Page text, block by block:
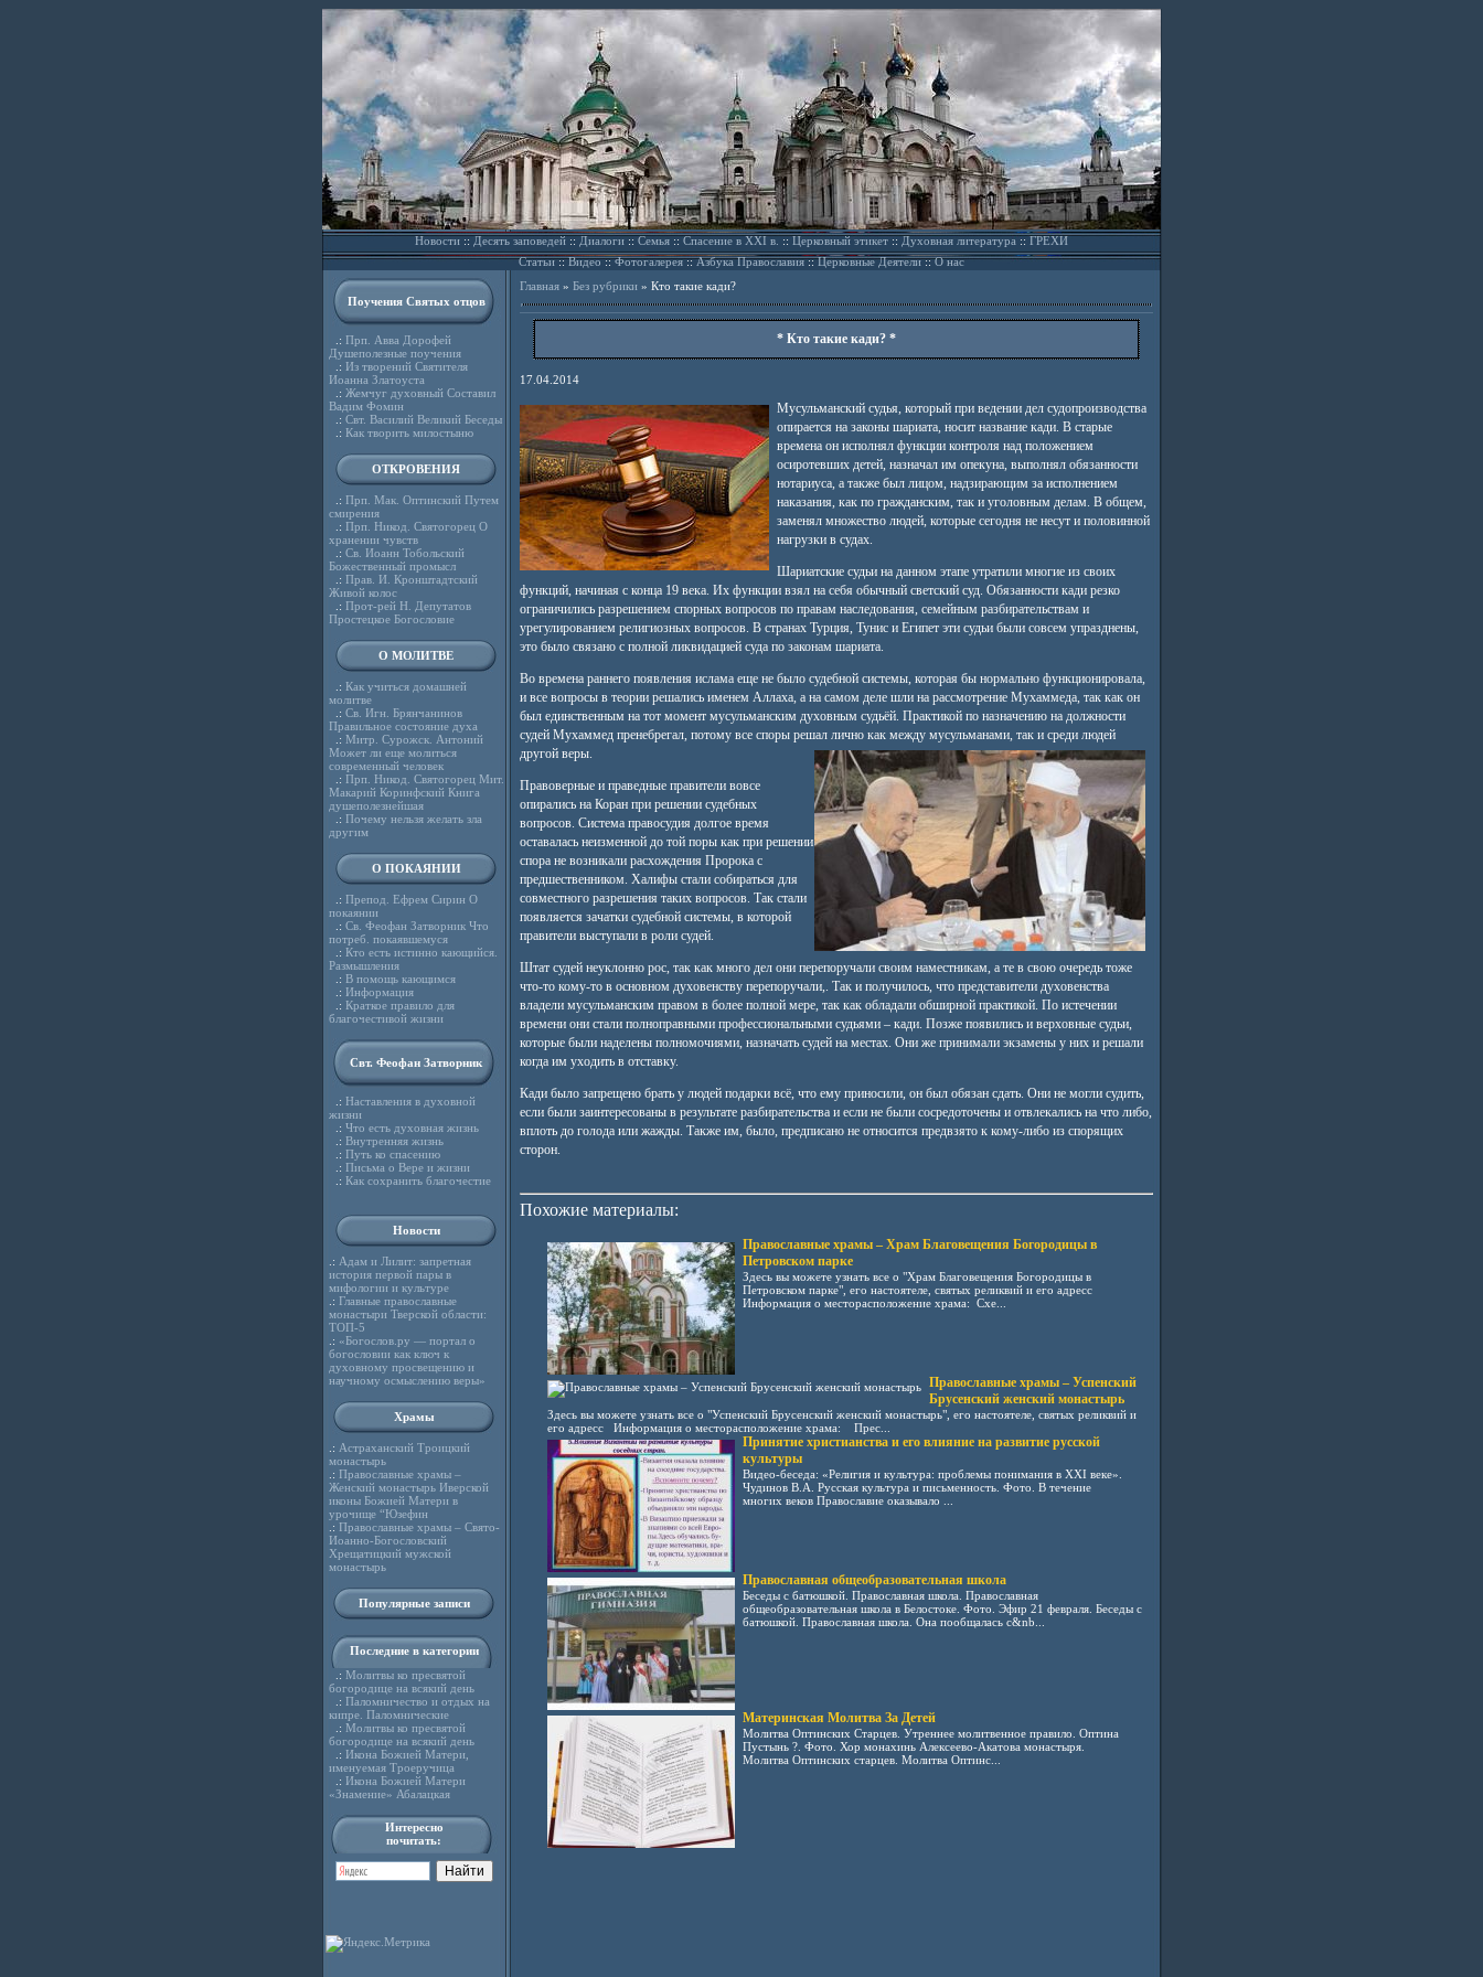
Новости::Десять заповедей::Диалоги::Семья::Спасение в XXI в.::Церковный этикет::Духовная литература::ГРЕХИ
Статьи::Видео ::Фотогалерея::Азбука Православия::Церковные Деятели::О нас
Поучения Святых отцов
.: Прп. Авва Дорофей
Душеполезные поучения
.: Из творений Святителя
Иоанна Златоуста
.: Жемчуг духовный Составил
Вадим Фомин
.: Свт. Василий Великий Беседы
.: Как творить милостыню
ОТКРОВЕНИЯ
.: Прп. Мак. Оптинский Путем
смирения
.: Прп. Никод. Святогорец О
хранении чувств
.: Св. Иоанн Тобольский
Божественный промысл
.: Прав. И. Кронштадтский
Живой колос
.: Прот-рей Н. Депутатов
Простецкое Богословие
О МОЛИТВЕ
.: Как учиться домашней
молитве
.: Св. Игн. Брянчанинов
Правильное состояние духа
.: Митр. Сурожск. Антоний
Может ли еще молиться
современный человек
.: Прп. Никод. Святогорец Мит.
Макарий Коринфский Книга
душеполезнейшая
.: Почему нельзя желать зла
другим
О ПОКАЯНИИ
.: Препод. Ефрем Сирин О
покаянии
.: Св. Феофан Затворник Что
потреб. покаявшемуся
.: Кто есть истинно кающийся.
Размышления
.: В помощь кающимся
.: Информация
.: Краткое правило для
благочестивой жизни
Свт. Феофан Затворник
.: Наставления в духовной
жизни
.: Что есть духовная жизнь
.: Внутренняя жизнь
.: Путь ко спасению
.: Письма о Вере и жизни
.: Как сохранить благочестие
Новости
.: Адам и Лилит: запретная
история первой пары в
мифологии и культуре
.: Главные православные
монастыри Тверской области:
ТОП-5
.: «Богослов.ру — портал о
богословии как ключ к
духовному просвещению и
научному осмыслению веры»
Храмы
.: Астраханский Троицкий
монастырь
.: Православные храмы –
Женский монастырь Иверской
иконы Божией Матери в
урочище “Юзефин
.: Православные храмы – Свято-
Иоанно-Богословский
Хрещатицкий мужской
монастырь
Популярные записи
Последние в категории
.: Молитвы ко пресвятой
богородице на всякий день
.: Паломничество и отдых на
кипре. Паломнические
.: Молитвы ко пресвятой
богородице на всякий день
.: Икона Божией Матери,
именуемая Троеручица
.: Икона Божией Матери
«Знамение» Абалацкая
Интересно
почитать:
Главная» Без рубрики» Кто такие кади?
* Кто такие кади? *
17.04.2014
Мусульманский судья, который при ведении дел судопроизводства
опирается на законы шариата, носит название кади. В старые
времена он исполнял функции контроля над положением
осиротевших детей, назначал им опекуна, выполнял обязанности
нотариуса, а также был лицом, надзирающим за исполнением
наказания, как по гражданским, так и уголовным делам. В общем,
заменял множество людей, которые сегодня не несут и половинной
нагрузки в судах.
Шариатские судьи на данном этапе утратили многие из своих
функций, начиная с конца 19 века. Их функции взял на себя обычный светский суд. Обязанности кади резко
ограничились разрешением спорных вопросов по правам наследования, семейным разбирательствам и
урегулированием религиозных вопросов. В странах Турция, Тунис и Египет эти судьи были совсем упразднены,
это было связано с полной ликвидацией суда по законам шариата.
Во времена раннего появления ислама еще не было судебной системы, которая бы нормально функционировала,
и все вопросы в теории решались именем Аллаха, а на самом деле шли на рассмотрение Мухаммеда, так как он
был единственным на тот момент мусульманским духовным судьёй. Практикой по назначению на должности
судей Мухаммед пренебрегал, потому все споры решал лично как между мусульманами, так и среди людей
другой веры.
Правоверные и праведные правители вовсе
опирались на Коран при решении судебных
вопросов. Система правосудия долгое время
оставалась неизменной до той поры как при решении
спора не возникали расхождения Пророка с
предшественником. Халифы стали собираться для
совместного разрешения таких вопросов. Так стали
появляется зачатки судебной системы, в которой
правители выступали в роли судей.
Штат судей неуклонно рос, так как много дел они перепоручали своим наместникам, а те в свою очередь тоже
что-то кому-то в основном духовенству перепоручали,. Так и получилось, что представители духовенства
владели мусульманским правом в более полной мере, так как обладали обширной практикой. По истечении
времени они стали полноправными профессиональными судьями – кади. Позже появились и верховные судьи,
которые были наделены полномочиями, назначать судей на местах. Они же принимали экзамены у них и решали
когда им уходить в отставку.
Кади было запрещено брать у людей подарки всё, что ему приносили, он был обязан сдать. Они не могли судить,
если были заинтересованы в результате разбирательства и если не были сосредоточены и отвлекались на что либо,
вплоть до голода или жажды. Также им, было, предписано не относится предвзято к кому-либо из спорящих
сторон.
Похожие материалы:
Православные храмы – Храм Благовещения Богородицы в
Петровском парке
Здесь вы можете узнать все о "Храм Благовещения Богородицы в
Петровском парке", его настоятеле, святых реликвий и его адресс
Информация о месторасположение храма: Схе...
Православные храмы – Успенский
Брусенский женский монастырь
Здесь вы можете узнать все о "Успенский Брусенский женский монастырь", его настоятеле, святых реликвий и
его адресс Информация о месторасположение храма: Прес...
Принятие христианства и его влияние на развитие русской
культуры
Видео-беседа: «Религия и культура: проблемы понимания в XXI веке».
Чудинов В.А. Русская культура и письменность. Фото. В течение
многих веков Православие оказывало ...
Православная общеобразовательная школа
Беседы с батюшкой. Православная школа. Православная
общеобразовательная школа в Белостоке. Фото. Эфир 21 февраля. Беседы с
батюшкой. Православная школа. Она пообщалась с&nb...
Материнская Молитва За Детей
Молитва Оптинских Старцев. Утреннее молитвенное правило. Оптина
Пустынь ?. Фото. Хор монахинь Алексеево-Акатова монастыря.
Молитва Оптинских старцев. Молитва Оптинс...